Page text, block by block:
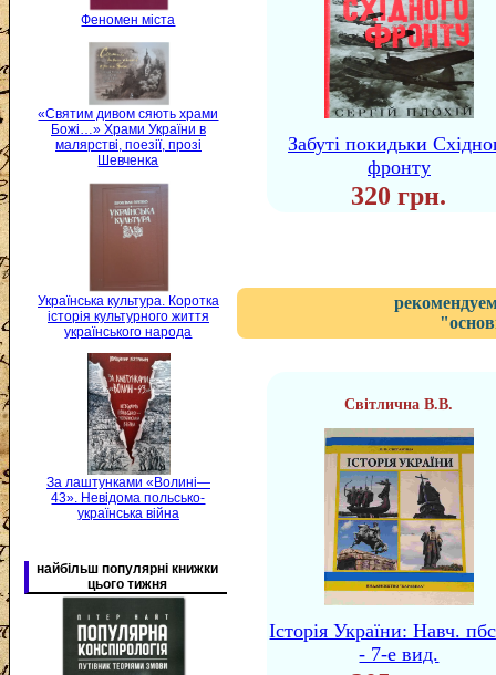
Феномен міста
«Святим дивом сяють храми
Божі…» Храми України в
малярстві, поезії, прозі
Шевченка
Українська культура. Коротка
історія культурного життя
українського народа
За лаштунками «Волині—
43». Невідома польсько-
українська війна
найбільш популярні книжки
цього тижня
Забуті покидьки
фронту
320 грн.
Світлична В.В.
Історія України: Навч.
- 7-е вид.